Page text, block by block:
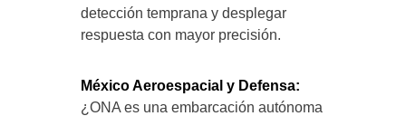
detección temprana y desplegar
respuesta con mayor precisión.
México Aeroespacial y Defensa:
¿ONA es una embarcación autónoma